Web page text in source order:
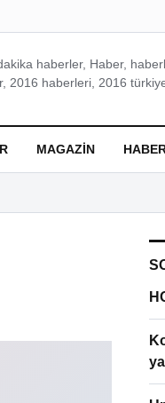
haberler, Haber,
2016 haberleri, 2016
MAGAZIN